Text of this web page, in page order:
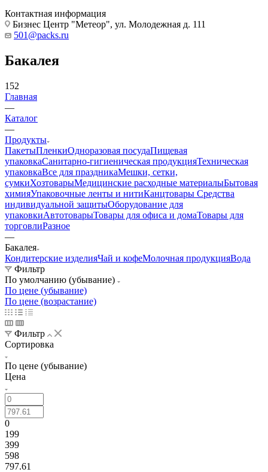
Контактная информация
Бизнес Центр "Метеор", ул. Молодежная д. 111
501@packs.ru
Бакалея
152
Главная
—
Каталог
—
Продукты
ПакетыПленкиОдноразовая посудаПищевая
упаковкаСанитарно-гигиеническая продукцияТехническая
упаковкаВсе для праздникаМешки, сетки,
сумкиХозтоварыМедицинские расходные материалыБытовая
химияУпаковочные ленты и нитиКанцтовары Средства
индивидуальной защитыОборудование для
упаковкиАвтотоварыТовары для офиса и домаТовары для
торговлиРазное
—
Бакалея
Кондитерские изделияЧай и кофеМолочная продукцияВода
Фильтр
По умолчанию (убывание)
По цене (убывание)
По цене (возрастание)
Фильтр
Сортировка
По цене (убывание)
Цена
0
199
399
598
797.61